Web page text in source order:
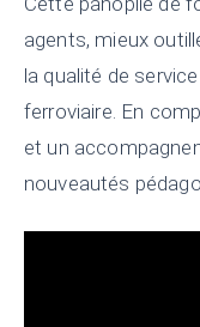
agents, mieux
la qualité de
ferroviaire. En
et un
nouveautés